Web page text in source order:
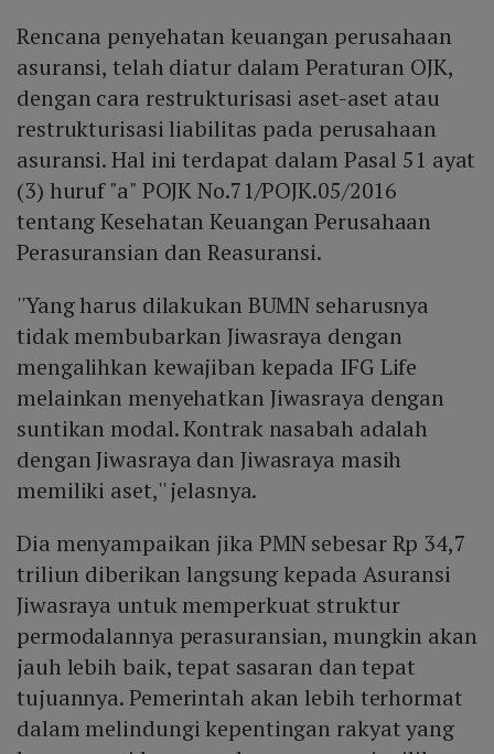
Rencana penyehatan keuangan perusahaan
asuransi, telah diatur dalam Peraturan OJK,
dengan cara restrukturisasi aset-aset atau
restrukturisasi liabilitas pada perusahaan
asuransi. Hal ini terdapat dalam Pasal 51 ayat
(3) huruf "a" POJK No.71/POJK.05/2016
tentang Kesehatan Keuangan Perusahaan
Perasuransian dan Reasuransi.
''Yang harus dilakukan BUMN seharusnya
tidak membubarkan Jiwasraya dengan
mengalihkan kewajiban kepada IFG Life
melainkan menyehatkan Jiwasraya dengan
suntikan modal. Kontrak nasabah adalah
dengan Jiwasraya dan Jiwasraya masih
memiliki aset,'' jelasnya.
Dia menyampaikan jika PMN sebesar Rp 34,7
triliun diberikan langsung kepada Asuransi
Jiwasraya untuk memperkuat struktur
permodalannya perasuransian, mungkin akan
jauh lebih baik, tepat sasaran dan tepat
tujuannya. Pemerintah akan lebih terhormat
dalam melindungi kepentingan rakyat yang